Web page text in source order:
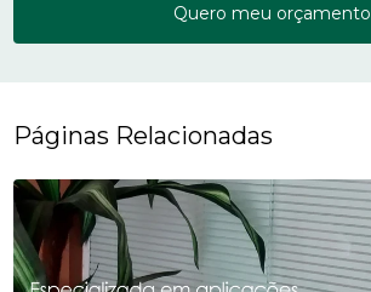
Quero meu orçamento
Páginas Relacionadas